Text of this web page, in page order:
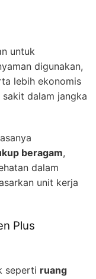
untuk
digunakan,
lebih ekonomis
dalam jangka
beragam,
dalam
unit kerja
Plus
seperti ruang